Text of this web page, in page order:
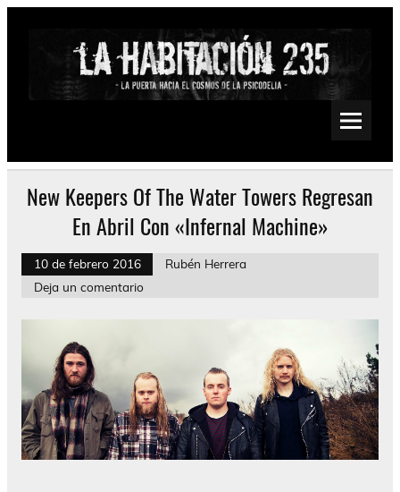
Saltar
Psychedelic, Stoner, Doom, Sludge, Fuzz, Space, Drone
New Keepers Of The Water Towers Regresan
En Abril Con «Infernal Machine»
10 de febrero 2016
Rubén Herrera
Deja un comentario